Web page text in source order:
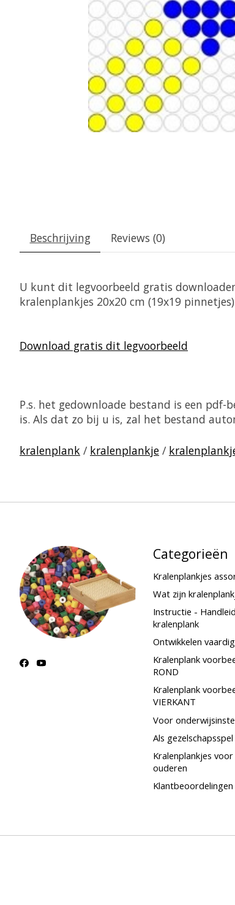
Beschrijving Reviews (0)
U kunt dit legvoorbeeld gratis
kralenplankjes 20x20 cm (19x19
Download gratis dit legvoorbeeld
P.s. het gedownloade bestand is een pdf-
is. Als dat zo bij u is, zal het bestand
kralenplank / kralenplankje /
Categorieën
Kralenplankjes
Wat zijn
Instructie -
kralenplank
Ontwikkelen
Kralenplank
ROND
Kralenplank
VIERKANT
Voor
Als gezelschapsspel
Kralenplankjes voor
ouderen
Klantbeoordelingen